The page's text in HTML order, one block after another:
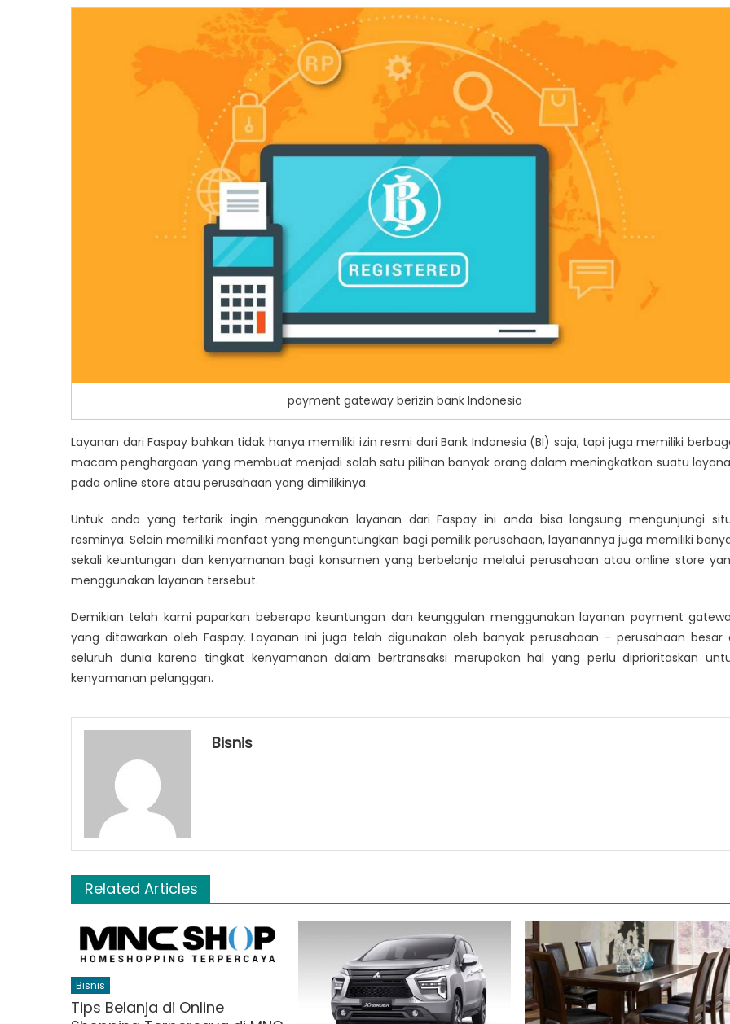
payment gateway berizin bank Indonesia
Layanan dari Faspay bahkan tidak hanya memiliki izin resmi dari Bank Indonesia (BI) saja, tapi juga memiliki
macam penghargaan yang membuat menjadi salah satu pilihan banyak orang dalam meningkatkan suatu
pada online store atau perusahaan yang dimilikinya.
Untuk anda yang tertarik ingin menggunakan layanan dari Faspay ini anda bisa langsung mengunjungi
resminya. Selain memiliki manfaat yang menguntungkan bagi pemilik perusahaan, layanannya juga memiliki
sekali keuntungan dan kenyamanan bagi konsumen yang berbelanja melalui perusahaan atau online store
menggunakan layanan tersebut.
Demikian telah kami paparkan beberapa keuntungan dan keunggulan menggunakan layanan payment
yang ditawarkan oleh Faspay. Layanan ini juga telah digunakan oleh banyak perusahaan – perusahaan besar
seluruh dunia karena tingkat kenyamanan dalam bertransaksi merupakan hal yang perlu diprioritaskan
kenyamanan pelanggan.
Bisnis
Related Articles
Bisnis
Tips Belanja di Online